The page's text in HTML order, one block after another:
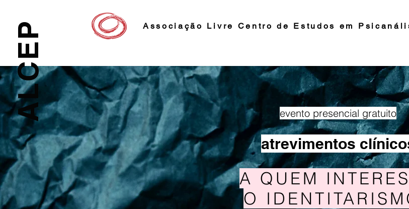
ALCEP Associação Livre Centro de Estudos em
evento presencial gratuito
atrevimentos
A QUEM
O